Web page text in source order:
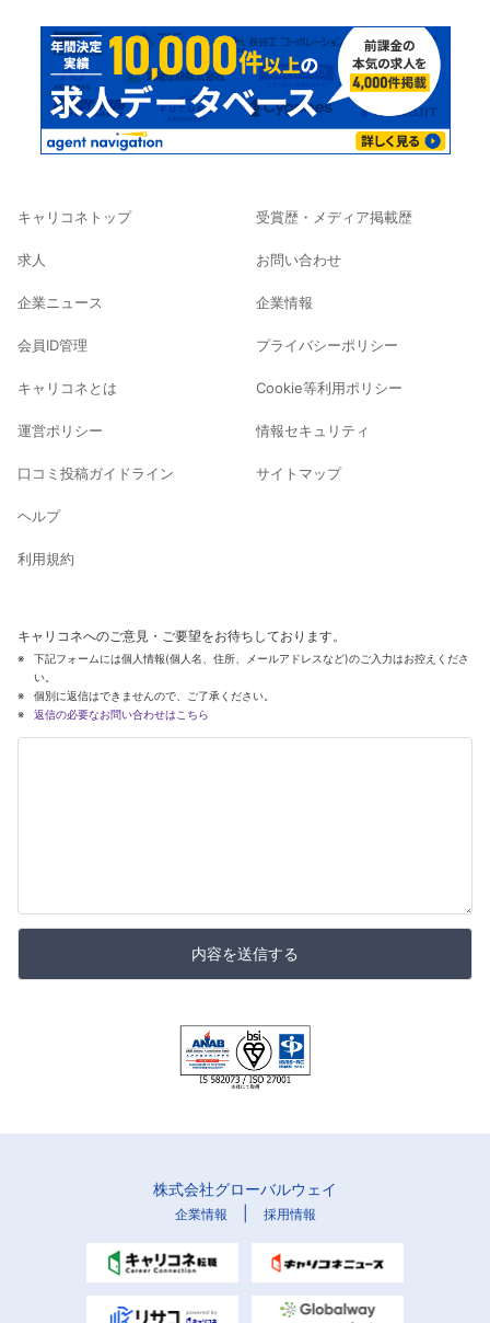
キャリコネトップ
求人
企業ニュース
会員ID管理
キャリコネとは
運営ポリシー
口コミ投稿ガイドライン
ヘルプ
利用規約
受賞歴・メディア掲載歴
お問い合わせ
企業情報
プライバシーポリシー
Cookie等利用ポリシー
情報セキュリティ
サイトマップ
キャリコネへのご意見・ご要望をお待ちしております。
下記フォームには個人情報(個人名、住所、メールアドレスなど)のご入力はお控えくださ
い。
個別に返信はできませんので、ご了承ください。
返信の必要なお問い合わせはこちら
内容を送信する
株式会社グローバルウェイ
企業情報 採用情報